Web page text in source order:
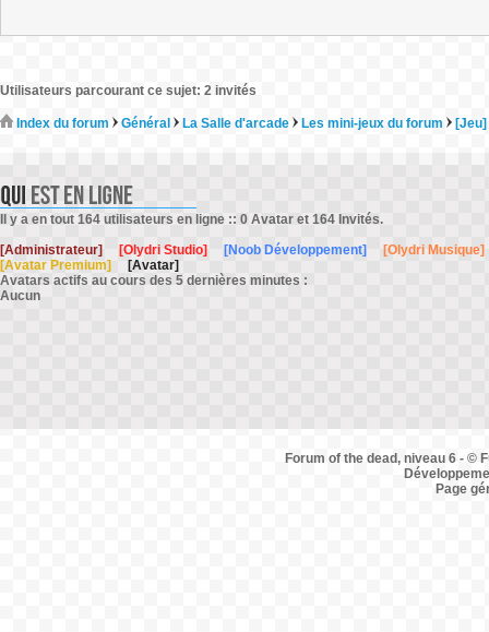
Utilisateurs parcourant ce sujet: 2 invités
Index du forum Général La Salle d'arcade Les mini-jeux du forum
Il y a en tout 164 utilisateurs en ligne :: 0 Avatar et 164 Invités.
[Administrateur]
[Olydri Studio] [Noob Développement]
[Olydri Musique]
[Avatar Premium]
[Avatar]
Avatars actifs au cours des 5 dernières minutes :
Aucun
Forum of the dead, niveau 6 - ©
Page